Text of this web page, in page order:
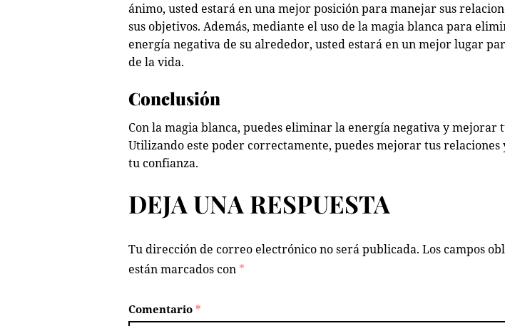
ánimo, usted estará en una mejor posición para manejar sus
sus objetivos. Además, mediante el uso de la magia blanca para
energía negativa de su alrededor, usted estará en un mejor lugar
de la vida.
Conclusión
Con la magia blanca, puedes eliminar la energía negativa y mejorar
Utilizando este poder correctamente, puedes mejorar tus relaciones
tu confianza.
DEJA UNA RESPUESTA
Tu dirección de correo electrónico no será publicada. Los campos
están marcados con *
Comentario *